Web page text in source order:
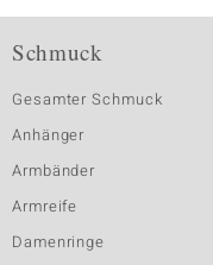
Schmuck
Gesamter Schmuck
Anhänger
Armbänder
Armreife
Damenringe